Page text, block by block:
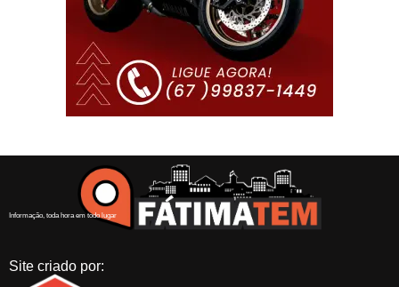
Informação, toda hora em todo lugar
Site criado por: